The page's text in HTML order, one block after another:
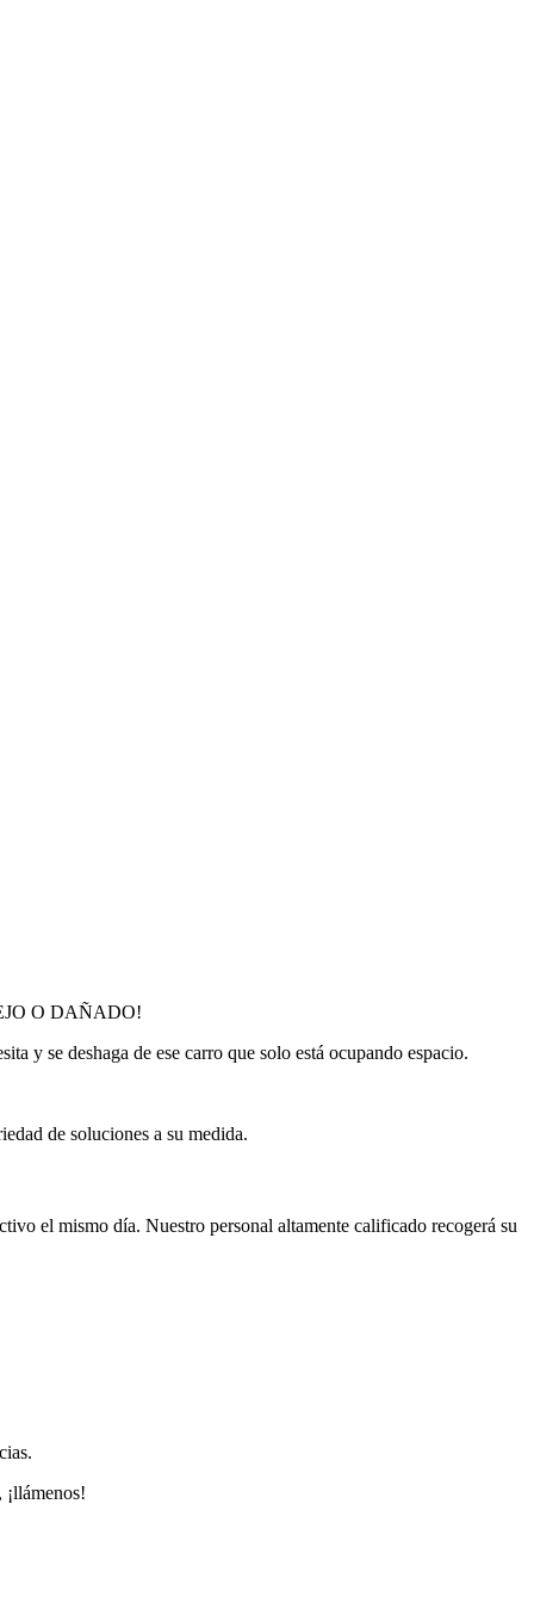
O DAÑADO!
y se deshaga de ese carro que solo está ocupando espacio.
de soluciones a su medida.
el mismo día. Nuestro personal altamente calificado recogerá su